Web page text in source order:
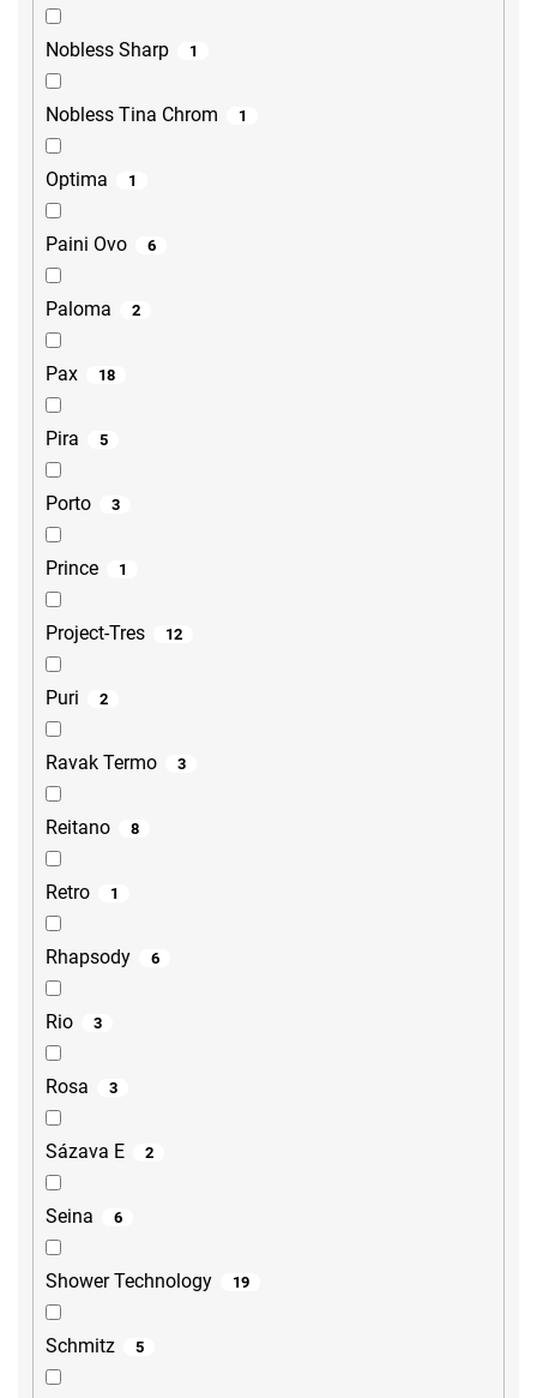
Nobless Sharp 1
Nobless Tina Chrom 1
Optima 1
Paini Ovo 6
Paloma 2
Pax 18
Pira 5
Porto 3
Prince 1
Project-Tres 12
Puri 2
Ravak Termo 3
Reitano 8
Retro 1
Rhapsody 6
Rio 3
Rosa 3
Sázava E 2
Seina 6
Shower Technology 19
Schmitz 5